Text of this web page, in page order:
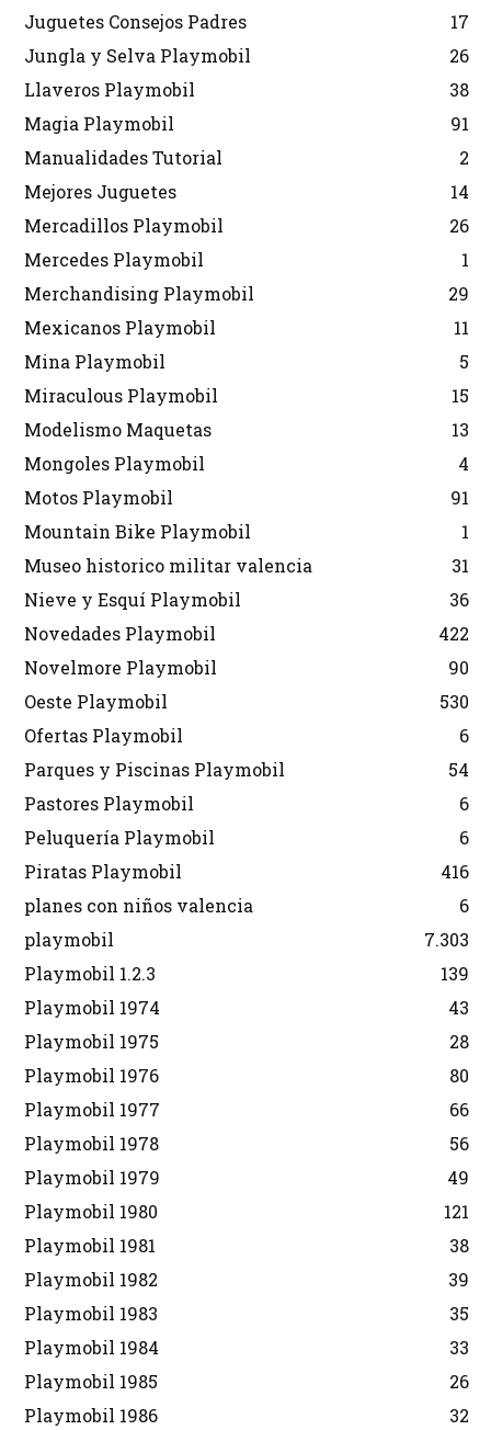
Juguetes Consejos Padres
17
Jungla y Selva Playmobil
26
Llaveros Playmobil
38
Magia Playmobil
91
Manualidades Tutorial
2
Mejores Juguetes
14
Mercadillos Playmobil
26
Mercedes Playmobil
1
Merchandising Playmobil
29
Mexicanos Playmobil
11
Mina Playmobil
5
Miraculous Playmobil
15
Modelismo Maquetas
13
Mongoles Playmobil
4
Motos Playmobil
91
Mountain Bike Playmobil
1
Museo historico militar valencia
31
Nieve y Esquí Playmobil
36
Novedades Playmobil
422
Novelmore Playmobil
90
Oeste Playmobil
530
Ofertas Playmobil
6
Parques y Piscinas Playmobil
54
Pastores Playmobil
6
Peluquería Playmobil
6
Piratas Playmobil
416
planes con niños valencia
6
playmobil
7.303
Playmobil 1.2.3
139
Playmobil 1974
43
Playmobil 1975
28
Playmobil 1976
80
Playmobil 1977
66
Playmobil 1978
56
Playmobil 1979
49
Playmobil 1980
121
Playmobil 1981
38
Playmobil 1982
39
Playmobil 1983
35
Playmobil 1984
33
Playmobil 1985
26
Playmobil 1986
32